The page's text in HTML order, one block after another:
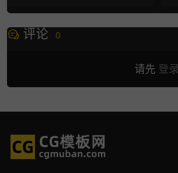
评论 0
请先 登录